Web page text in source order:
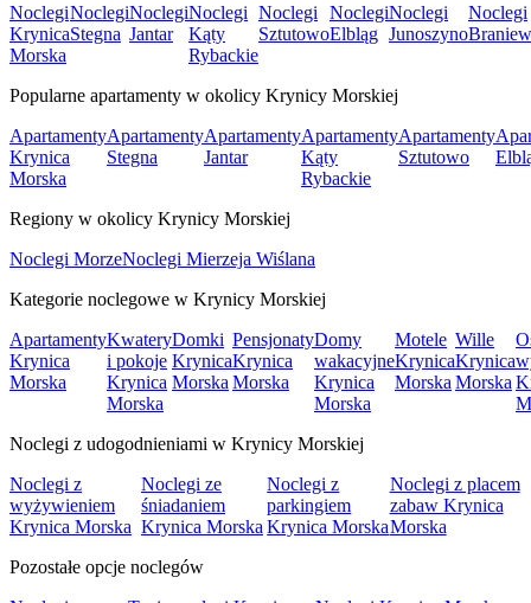
Noclegi
Krynica
Morska
Noclegi
Stegna
Noclegi
Jantar
Noclegi
Kąty
Rybackie
Noclegi
Sztutowo
Noclegi
Elbląg
Noclegi
Junoszyno
Noclegi
Popularne apartamenty w okolicy Krynicy Morskiej
Apartamenty
Krynica
Morska
Apartamenty
Stegna
Apartamenty
Jantar
Apartamenty
Kąty
Rybackie
Apartamenty
Sztutowo
Regiony w okolicy Krynicy Morskiej
Noclegi MorzeNoclegi Mierzeja Wiślana
Kategorie noclegowe w Krynicy Morskiej
Apartamenty
Krynica
Morska
Kwatery
i pokoje
Krynica
Morska
Domki
Krynica
Morska
Pensjonaty
Krynica
Morska
Domy
wakacyjne
Krynica
Morska
Motele
Krynica
Morska
Wille
Krynica
Morska
Noclegi z udogodnieniami w Krynicy Morskiej
Noclegi z
wyżywieniem
Krynica Morska
Noclegi ze
śniadaniem
Krynica Morska
Noclegi z
parkingiem
Krynica Morska
Noclegi z placem
zabaw Krynica
Morska
Pozostałe opcje noclegów